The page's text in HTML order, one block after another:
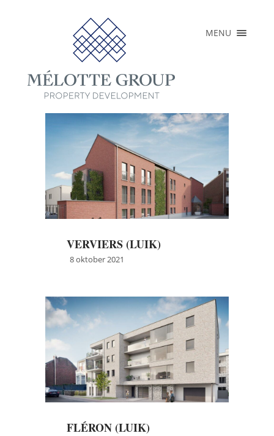
MENU ×
PROJECTEN
CONTACT
NL
EN
VERVIERS (LUIK)
8 oktober 2021
Meer info →
FLÉRON (LUIK)